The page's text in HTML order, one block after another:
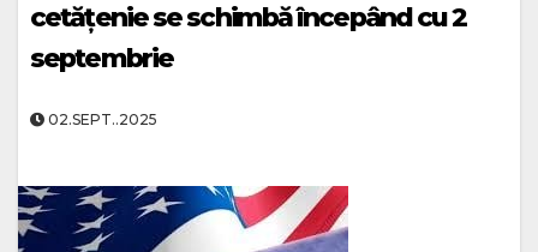
cetățenie se schimbă începând cu 2
septembrie
02.SEPT..2025